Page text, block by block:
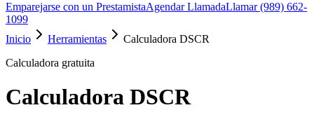
Emparejarse con un PrestamistaAgendar LlamadaLlamar (989) 662-
1099
Inicio
Herramientas
Calculadora DSCR
Calculadora gratuita
Calculadora DSCR